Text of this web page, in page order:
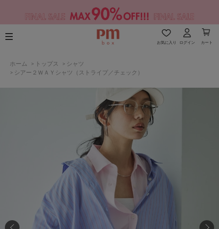
お気に入り ログイン カート
ホーム > トップス > シャツ
> シアー２ＷＡＹシャツ（ストライプ／チェック）